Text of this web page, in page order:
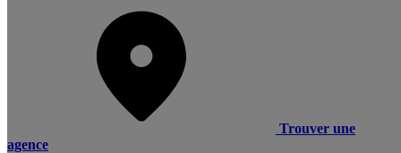
Trouver une
agence